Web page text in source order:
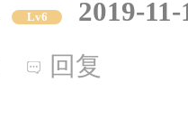
Lv6 2019-
回复